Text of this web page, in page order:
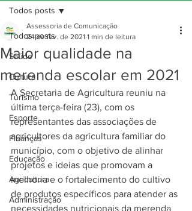
Todos posts
Saúde
Cultura
Turismo
Esporte
Finanças
Educação
Agricultura
Administração
Todos posts
Maior qualidade na
merenda escolar em 2021
Assessoria de Comunicação
24 de fev. de 2021 1 min de leitura
A Secretaria de Agricultura reuniu na
última terça-feira (23), com os
representantes das associações de
agricultores da agricultura familiar do
município, com o objetivo de alinhar
projetos e ideias que promovam a
melhoria e o fortalecimento do cultivo
de produtos específicos para atender as
necessidades nutricionais da merenda